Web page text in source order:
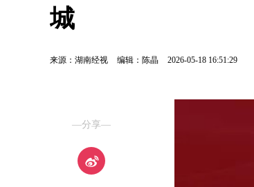
城
来源：湖南经视 编辑：陈晶 2026-05-18 16:51:29
—分享—